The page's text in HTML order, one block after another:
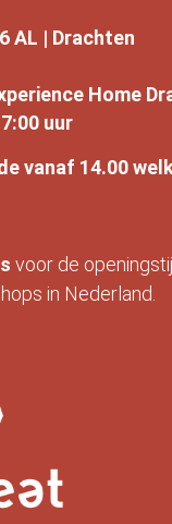
AL | Drachten
Home
uur
vanaf 14.00
voor de
in Nederland.